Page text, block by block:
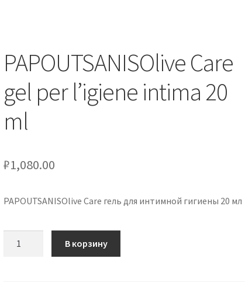
PAPOUTSANISOlive Care
gel per l’igiene intima 20
ml
₽1,080.00
PAPOUTSANISOlive Care гель для интимной гигиены 20 мл
В корзину